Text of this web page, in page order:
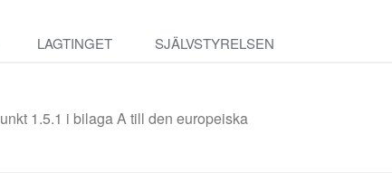
LAGTINGET SJÄLVSTYRELSEN
1.5.1 i bilaga A till den europeiska